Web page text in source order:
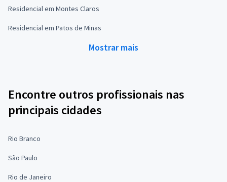
Residencial em Montes Claros
Residencial em Patos de Minas
Mostrar mais
Encontre outros profissionais nas
principais cidades
Rio Branco
São Paulo
Rio de Janeiro